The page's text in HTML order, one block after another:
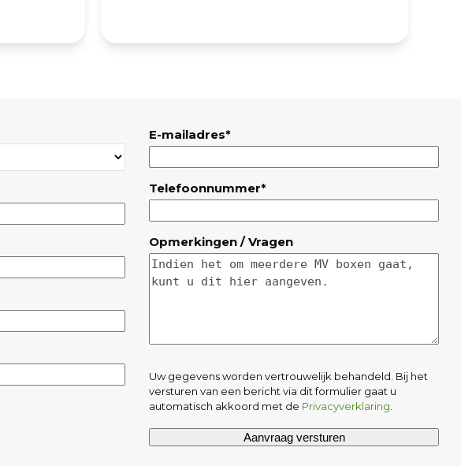
E-mailadres*
Telefoonnummer*
Opmerkingen / Vragen
Uw gegevens worden vertrouwelijk behandeld. Bij het
versturen van een bericht via dit formulier gaat u
automatisch akkoord met de Privacyverklaring